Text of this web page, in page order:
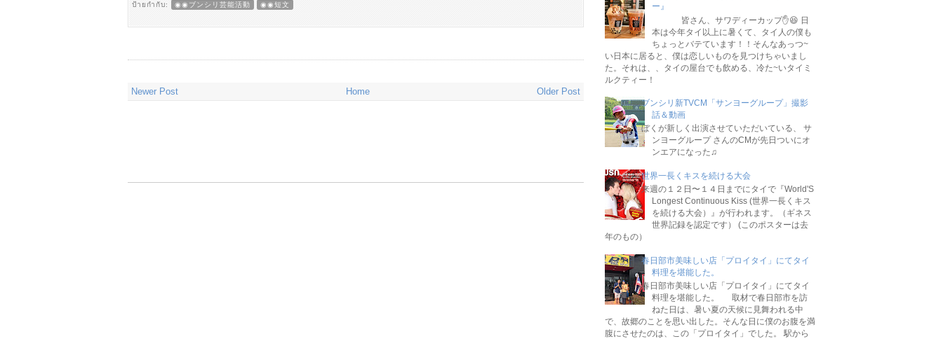
ป้ายกำกับ: ◉◉ブンシリ芸能活動 ◉◉短文
Newer Post Older Post
Home
ー』
皆さん、サワディーカップ✋😆 日
本は今年タイ以上に暑くて、タイ人の僕も
ちょっとバテています！！そんなあっつ~
い日本に居ると、僕は恋しいものを見つけちゃいまし
た。それは、、タイの屋台でも飲める、冷た~いタイミ
ルクティー！
ブンシリ新TVCM「サンヨーグループ」撮影
話＆動画
ぼくが新しく出演させていただいている、 サ
ンヨーグループ さんのCMが先日ついにオ
ンエアになった♫
世界一長くキスを続ける大会
来週の１２日〜１４日までにタイで『World'S
Longest Continuous Kiss (世界一長くキス
を続ける大会）』が行われます。（ギネス
世界記録を認定です） (このポスターは去
年のもの）
春日部市美味しい店「プロイタイ」にてタイ
料理を堪能した。
春日部市美味しい店「プロイタイ」にてタイ
料理を堪能した。 取材で春日部市を訪
ねた日は、暑い夏の天候に見舞われる中
で、故郷のことを思い出した。そんな日に僕のお腹を満
腹にさせたのは、この「プロイタイ」でした。 駅から